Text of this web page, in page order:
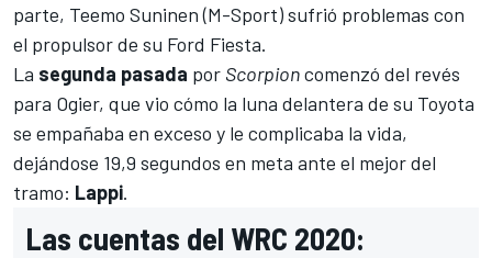
parte, Teemo Suninen (M-Sport)sufrió problemas con
el propulsor de su Ford Fiesta.
La segunda pasada por Scorpioncomenzó del revés
para Ogier, que vio cómo la luna delantera de su Toyota
se empañaba en exceso y le complicaba la vida,
dejándose 19,9 segundos en meta ante el mejor del
tramo: Lappi.
Las cuentas del WRC 2020: